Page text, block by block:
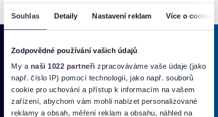
Souhlas Detaily Nastavení reklam Více o cookies
Zodpovědné používání vašich údajů
My a naši 1022 partneři zpracováváme vaše údaje (jako
např. číslo IP) pomocí technologií, jako např. souborů
cookie pro uchování a přístup k informacím na vašem
zařízení, abychom vám mohli nabízet personalizované
reklamy a obsah, měření reklam a obsahu, náhled na
PRIHLÁSIŤ SA KODBERU NOVINIEK
Pridajte sa do zoznamu odberateľov a doručte si najnovšie špeciálne
ponuky priamo do doručenej pošty.